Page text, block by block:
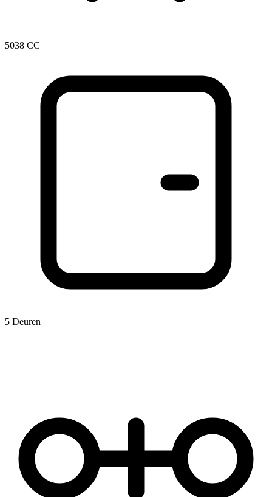
5038 CC
5 Deuren